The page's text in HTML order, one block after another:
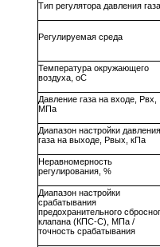
Тип регулятора давления газа
Регулируемая среда
Температура окружающего
воздуха, оС
Давление газа на входе, Рвх,
МПа
Диапазон настройки давления
газа на выходе, Рвых, кПа
Неравномерность
регулирования, %
Диапазон настройки
срабатывания
предохранительного
клапана (КПС-С), МПа /
точность срабатывания